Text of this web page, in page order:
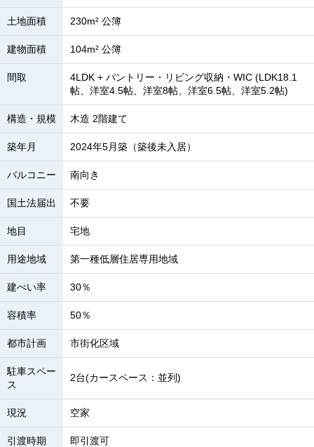
土地面積 230m² 公簿
建物面積 104m² 公簿
間取
4LDK + パントリー・リビング収納・WIC (LDK18.1
帖、洋室4.5帖、洋室8帖、洋室6.5帖、洋室5.2帖)
構造・規模 木造 2階建て
築年月 2024年5月築（築後未入居）
バルコニー 南向き
国土法届出 不要
地目 宅地
用途地域 第一種低層住居専用地域
建ぺい率 30％
容積率 50％
都市計画 市街化区域
駐車スペー
ス
2台(カースペース：並列)
現況 空家
引渡時期 即引渡可